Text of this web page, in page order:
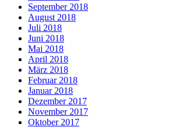
September 2018
August 2018
Juli 2018
Juni 2018
Mai 2018
April 2018
März 2018
Februar 2018
Januar 2018
Dezember 2017
November 2017
Oktober 2017